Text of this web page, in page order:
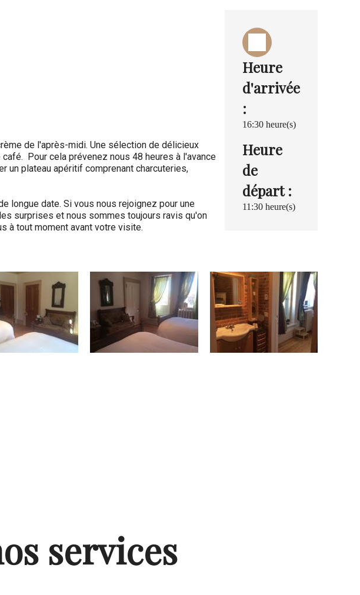
de l'après-midi. Une sélection de délicieux
Pour cela prévenez nous 48 heures à l'avance
un plateau apéritif comprenant charcuteries,
longue date. Si vous nous rejoignez pour une
surprises et nous sommes toujours ravis qu'on
à tout moment avant votre visite.
Heure
d'arrivée
:
16:30 heure(s)
Heure
de
départ :
11:30 heure(s)
services